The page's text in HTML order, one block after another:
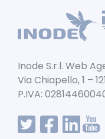
o
o
k
p
p
Inode S.r.l. Web
Via Chiapello, 1 –
P.IVA: